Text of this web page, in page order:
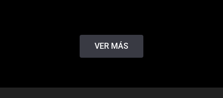
VER MÁS